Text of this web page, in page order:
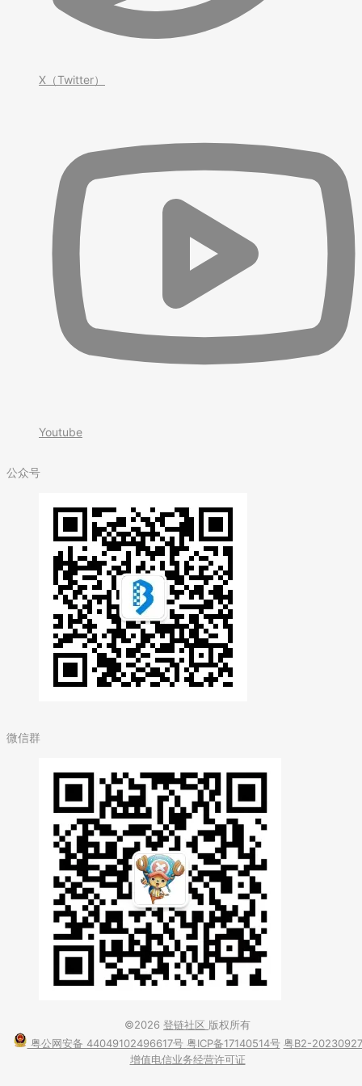
X（Twitter）
Youtube
公众号
微信群
©2026 登链社区 版权所有
粤公网安备 44049102496617号 粤ICP备17140514号 粤B2-20230927
增值电信业务经营许可证